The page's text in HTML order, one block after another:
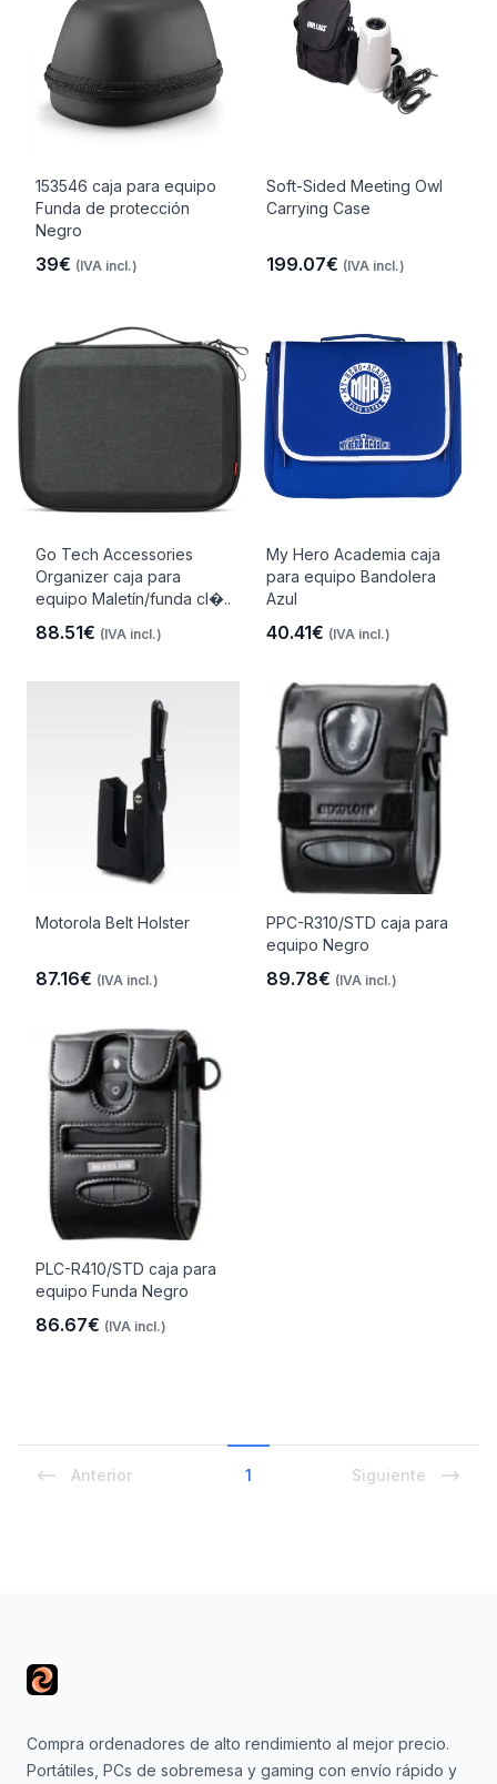
153546 caja para equipo
Funda de protección
Negro
39€ (IVA incl.)
Soft-Sided Meeting Owl
Carrying Case
199.07€ (IVA incl.)
Go Tech Accessories
Organizer caja para
equipo Maletín/funda cl�..
88.51€ (IVA incl.)
My Hero Academia caja
para equipo Bandolera
Azul
40.41€ (IVA incl.)
Motorola Belt Holster
87.16€ (IVA incl.)
PPC-R310/STD caja para
equipo Negro
89.78€ (IVA incl.)
PLC-R410/STD caja para
equipo Funda Negro
86.67€ (IVA incl.)
Anterior 1 Siguiente
Compra ordenadores de alto rendimiento al mejor precio.
Portátiles, PCs de sobremesa y gaming con envío rápido y